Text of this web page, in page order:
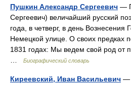
Пушкин Александр Сергеевич —
Сергеевич) величайший русский
года, в четверг, в день Вознесения
Немецкой улице. О своих предках
1831 годах: Мы ведем свой род от
Биографический словарь
Киреевский, Иван Васильевич —